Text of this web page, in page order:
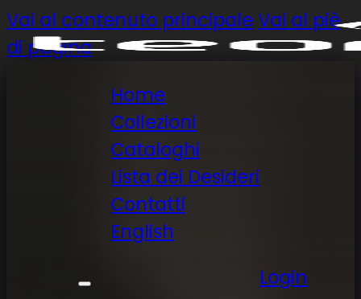
Vai al contenuto principale Vai al piè
di pagina
Home
Collezioni
Cataloghi
Lista dei Desideri
Contatti
English
Login